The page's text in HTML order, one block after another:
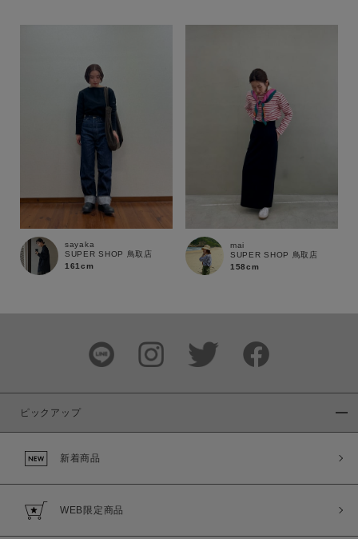
sayaka
SUPER SHOP 鳥取店
161cm
mai
SUPER SHOP 鳥取店
158cm
ピックアップ
新着商品
WEB限定商品